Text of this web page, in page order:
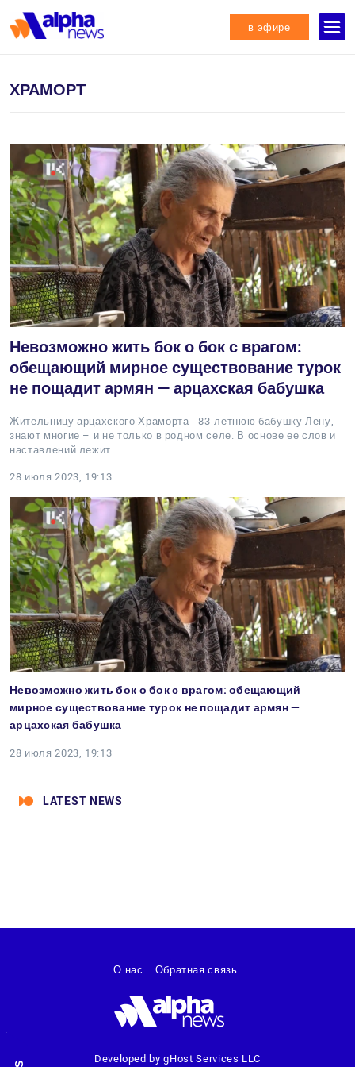
в эфире
ХРАМОРТ
Невозможно жить бок о бок с врагом:
обещающий мирное существование турок
не пощадит армян — арцахская бабушка
Жительницу арцахского Храморта - 83-летнюю бабушку Лену,
знают многие – и не только в родном селе. В основе ее слов и
наставлений лежит…
28 июля 2023, 19:13
Невозможно жить бок о бок с врагом: обещающий
мирное существование турок не пощадит армян —
арцахская бабушка
28 июля 2023, 19:13
LATEST NEWS
Developed by gHost Services LLC
О нас Обратная связь